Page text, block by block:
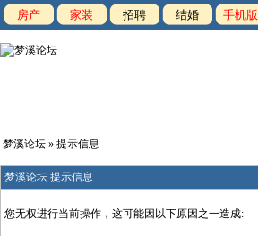
房产 家装 招聘 结婚 手机版
梦溪论坛 » 提示信息
梦溪论坛 提示信息
您无权进行当前操作，这可能因以下原因之一造成: